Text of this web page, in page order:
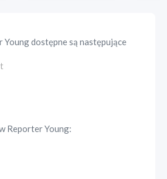
Youngdostępne są następujące
Reporter Young: